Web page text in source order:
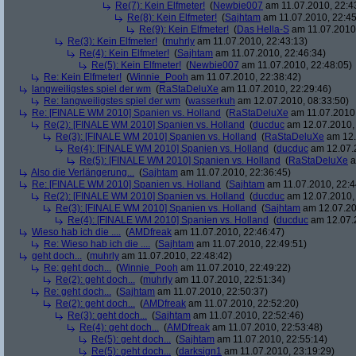
Re(7): Kein Elfmeter! (Newbie007 am 11.07.2010,
Re(8): Kein Elfmeter! (Sajhtam am 11.07.2010,
Re(9): Kein Elfmeter! (Das Hella-S am
Re(3): Kein Elfmeter! (muhrly am 11.07.2010, 22:43:13)
Re(4): Kein Elfmeter! (Sajhtam am 11.07.2010, 22:46:34)
Re(5): Kein Elfmeter! (Newbie007 am 11.07.2010, 22:48:05)
Re: Kein Elfmeter! (Winnie_Pooh am 11.07.2010, 22:38:42)
langweiligstes spiel der wm (RaStaDeluXe am 11.07.2010, 22:29:46)
Re: langweiligstes spiel der wm (wasserkuh am 12.07.2010, 08:33:50)
Re: [FINALE WM 2010] Spanien vs. Holland (RaStaDeluXe am
Re(2): [FINALE WM 2010] Spanien vs. Holland (ducduc am
Re(3): [FINALE WM 2010] Spanien vs. Holland (RaStaDeluXe am
Re(4): [FINALE WM 2010] Spanien vs. Holland (ducduc am
Re(5): [FINALE WM 2010] Spanien vs. Holland (RaStaDeluXe
Also die Verlängerung... (Sajhtam am 11.07.2010, 22:36:45)
Re: [FINALE WM 2010] Spanien vs. Holland (Sajhtam am 11.07.2010,
Re(2): [FINALE WM 2010] Spanien vs. Holland (ducduc am
Re(3): [FINALE WM 2010] Spanien vs. Holland (Sajhtam am
Re(4): [FINALE WM 2010] Spanien vs. Holland (ducduc am
Wieso hab ich die .... (AMDfreak am 11.07.2010, 22:46:47)
Re: Wieso hab ich die .... (Sajhtam am 11.07.2010, 22:49:51)
geht doch... (muhrly am 11.07.2010, 22:48:42)
Re: geht doch... (Winnie_Pooh am 11.07.2010, 22:49:22)
Re(2): geht doch... (muhrly am 11.07.2010, 22:51:34)
Re: geht doch... (Sajhtam am 11.07.2010, 22:50:37)
Re(2): geht doch... (AMDfreak am 11.07.2010, 22:52:20)
Re(3): geht doch... (Sajhtam am 11.07.2010, 22:52:46)
Re(4): geht doch... (AMDfreak am 11.07.2010, 22:53:48)
Re(5): geht doch... (Sajhtam am 11.07.2010, 22:55:14)
Re(5): geht doch... (darksign1 am 11.07.2010, 23:19:29)